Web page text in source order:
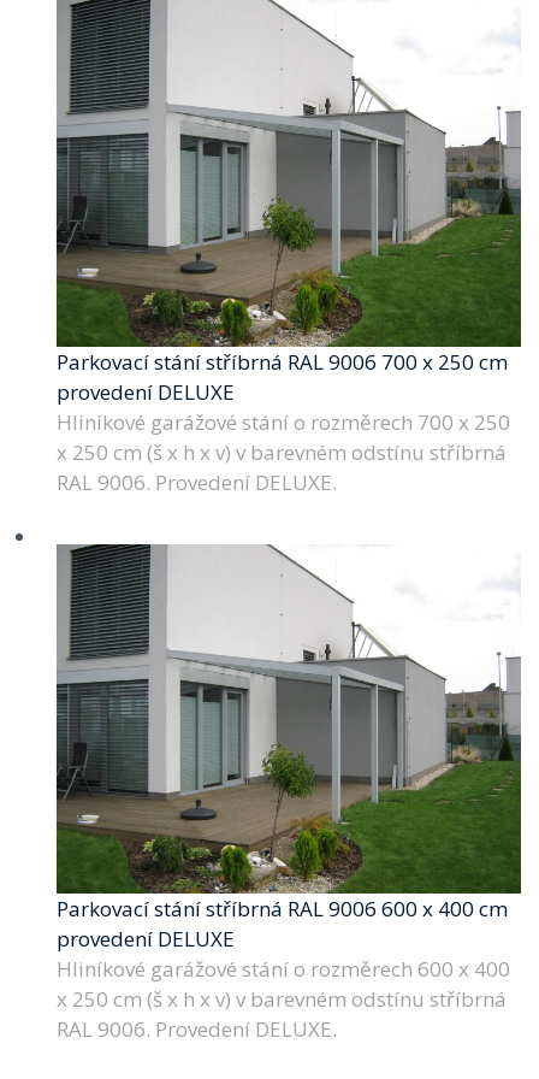
Parkovací stání stříbrná RAL 9006 700 x 250 cm
provedení DELUXE
Hliníkové garážové stání o rozměrech 700 x 250
x 250 cm (š x h x v) v barevném odstínu stříbrná
RAL 9006. Provedení DELUXE.
Parkovací stání stříbrná RAL 9006 600 x 400 cm
provedení DELUXE
Hliníkové garážové stání o rozměrech 600 x 400
x 250 cm (š x h x v) v barevném odstínu stříbrná
RAL 9006. Provedení DELUXE.